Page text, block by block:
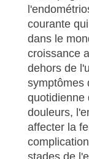
courante
dans le
croissance
dehors de
symptômes
quotidienne
douleurs,
affecter la
stades de